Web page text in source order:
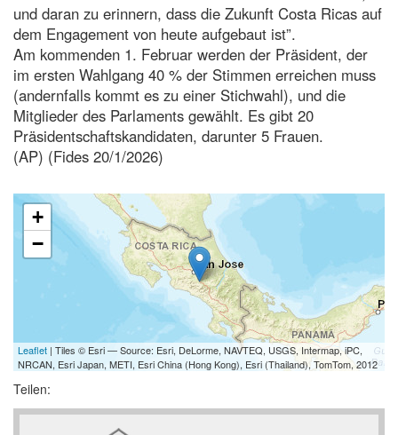
und daran zu erinnern, dass die Zukunft Costa Ricas auf
dem Engagement von heute aufgebaut ist”.
Am kommenden 1. Februar werden der Präsident, der
im ersten Wahlgang 40 % der Stimmen erreichen muss
(andernfalls kommt es zu einer Stichwahl), und die
Mitglieder des Parlaments gewählt. Es gibt 20
Präsidentschaftskandidaten, darunter 5 Frauen.
(AP) (Fides 20/1/2026)
+
−
Leaflet | Tiles © Esri — Source: Esri, DeLorme, NAVTEQ, USGS, Intermap, iPC,
NRCAN, Esri Japan, METI, Esri China (Hong Kong), Esri (Thailand), TomTom, 2012
Teilen: